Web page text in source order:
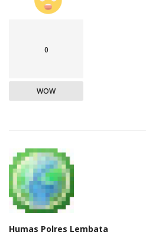
0
WOW
Humas Polres Lembata